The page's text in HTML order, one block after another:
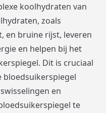
koolhydraten van
zoals
en bruine rijst, leveren
en helpen bij het
Dit is cruciaal
bloedsuikerspiegel
en
te